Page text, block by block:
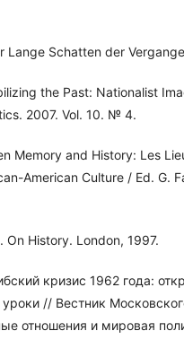
Lange Schatten der
the Past: Nationalist
2007. Vol. 10. № 4.
Memory and History: Les
American Culture / Ed. G.
On History. London, 1997.
кризис 1962 года:
// Вестник
отношения и мировая